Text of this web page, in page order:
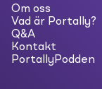
Om oss
Vad är Portally?
Q&A
Kontakt
PortallyPodden